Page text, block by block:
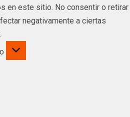
en este sitio. No consentir o retirar
negativamente a ciertas